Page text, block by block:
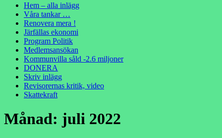
Hem – alla inlägg
Våra tankar …
Renovera mera !
Järfällas ekonomi
Program Politik
Medlemsansökan
Kommunvilla såld -2.6 miljoner
DONERA
Skriv inlägg
Revisorernas kritik, video
Skattekraft
Månad: juli 2022